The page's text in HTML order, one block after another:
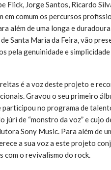
Flick, Jorge Santos, Ricardo
em comum os percursos
além de uma longa e
Santa Maria da Feira, vão
pela genuinidade e
é a voz deste projeto e
Gravou o seu primeiro
no programa de
júri de “monstro da voz” e cujo
Sony Music. Para além de
a sua voz a este projeto
com o revivalismo do rock.